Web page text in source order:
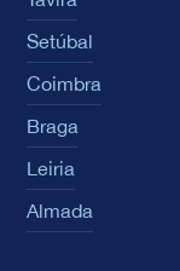
Setúbal
Coimbra
Braga
Leiria
Almada